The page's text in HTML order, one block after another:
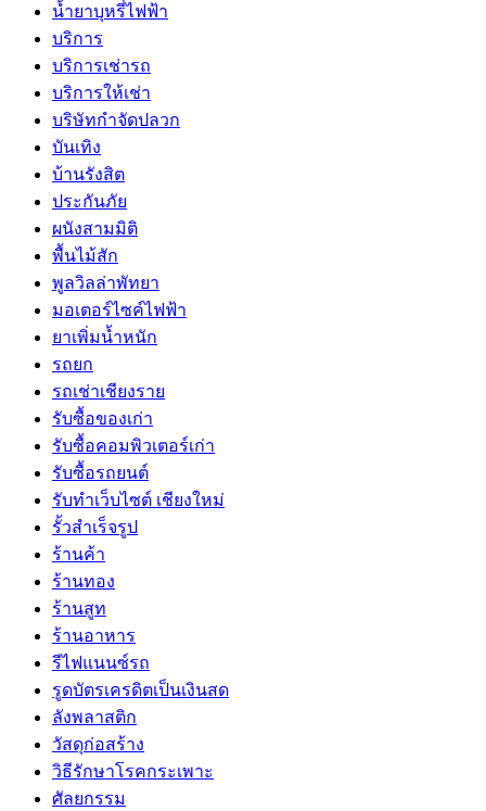
น้ำยาบุหรี่ไฟฟ้า
บริการ
บริการเช่ารถ
บริการให้เช่า
บริษัทกำจัดปลวก
บันเทิง
บ้านรังสิต
ประกันภัย
ผนังสามมิติ
พื้นไม้สัก
พูลวิลล่าพัทยา
มอเตอร์ไซค์ไฟฟ้า
ยาเพิ่มน้ำหนัก
รถยก
รถเช่าเชียงราย
รับซื้อของเก่า
รับซื้อคอมพิวเตอร์เก่า
รับซื้อรถยนต์
รับทำเว็บไซต์ เชียงใหม่
รั้วสำเร็จรูป
ร้านค้า
ร้านทอง
ร้านสูท
ร้านอาหาร
รีไฟแนนซ์รถ
รูดบัตรเครดิตเป็นเงินสด
ลังพลาสติก
วัสดุก่อสร้าง
วิธีรักษาโรคกระเพาะ
ศัลยกรรม